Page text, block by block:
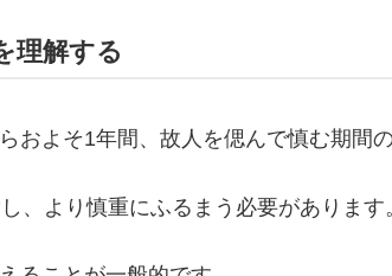
理解する
およそ1年間、故人を偲んで慎む期間の
、より慎重にふるまう必要があります